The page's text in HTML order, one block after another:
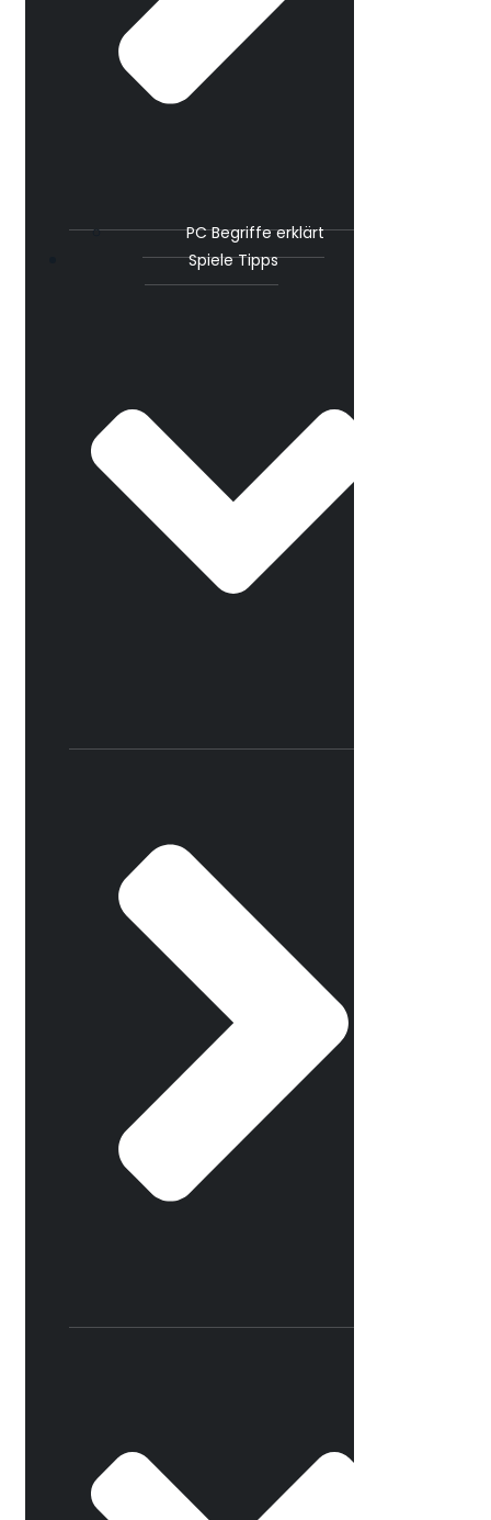
PC Begriffe erklärt
Spiele Tipps